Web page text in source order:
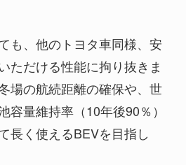
も、他のトヨタ車同様、安
ただける性能に拘り抜きま
場の航続距離の確保や、世
容量維持率（10年後90％）
長く使えるBEVを目指し